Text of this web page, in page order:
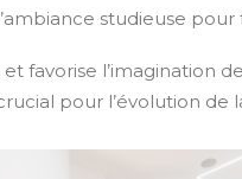
studieuse
favorise l’imagination
pour l’évolution de